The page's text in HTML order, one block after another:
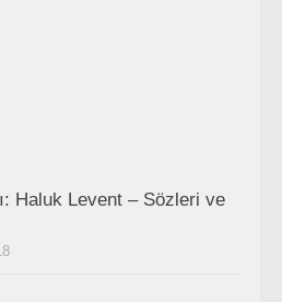
Haluk Levent – Sözleri ve